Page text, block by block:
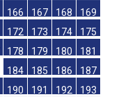
166 167 168
169
172 173 174
175
178 179 180
181
184 185 186
187
190 191 192
193